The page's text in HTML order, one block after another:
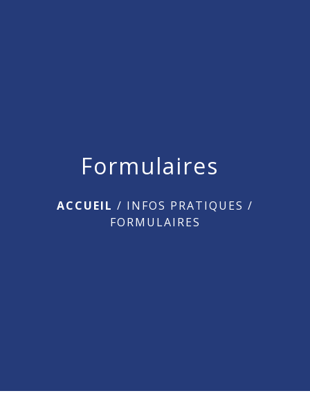
Formulaires
ACCUEIL / INFOS PRATIQUES /
FORMULAIRES